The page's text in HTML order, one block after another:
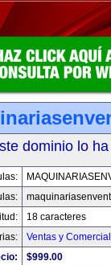
dominio lo
18 caracteres
Ventas y
$999.00